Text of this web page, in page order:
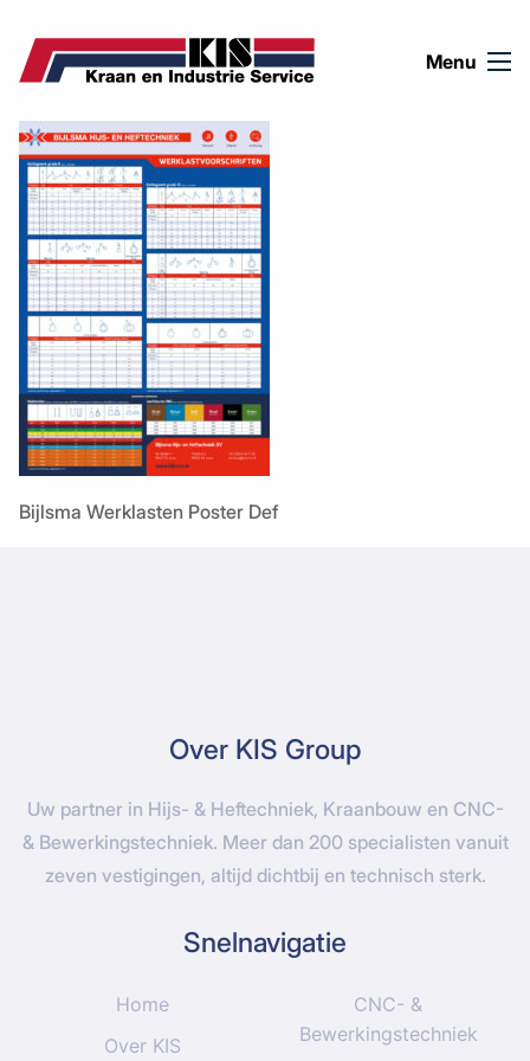
Menu
Bijlsma Werklasten Poster Def
Over KIS Group
Uw partner in Hijs- & Heftechniek, Kraanbouw en CNC-
& Bewerkingstechniek. Meer dan 200 specialisten vanuit
zeven vestigingen, altijd dichtbij en technisch sterk.
Snelnavigatie
Home
Over KIS
CNC- &
Bewerkingstechniek